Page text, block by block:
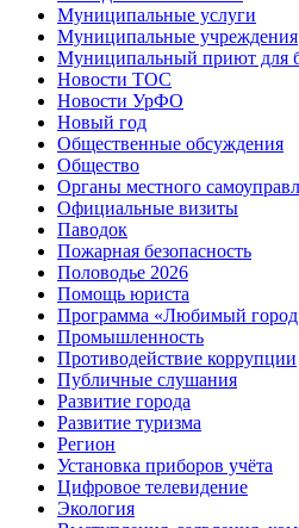
Муниципальные услуги
Муниципальные учреждения
Муниципальный приют для
Новости ТОС
Новости УрФО
Новый год
Общественные обсуждения
Общество
Органы местного
Официальные визиты
Паводок
Пожарная безопасность
Половодье 2026
Помощь юриста
Программа «Любимый
Промышленность
Противодействие коррупции
Публичные слушания
Развитие города
Развитие туризма
Регион
Установка приборов учёта
Цифровое телевидение
Экология